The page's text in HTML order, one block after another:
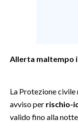
CULTURA
GOSSIP
Allerta maltempo
La Protezione civile
avviso per rischio-
valido fino alla